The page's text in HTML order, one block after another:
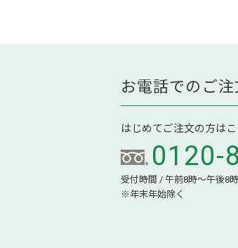
お電話でのご注
はじめてご注文の方はこ
0120-
受付時間 / 午前8時～午後8
※年末年始除く